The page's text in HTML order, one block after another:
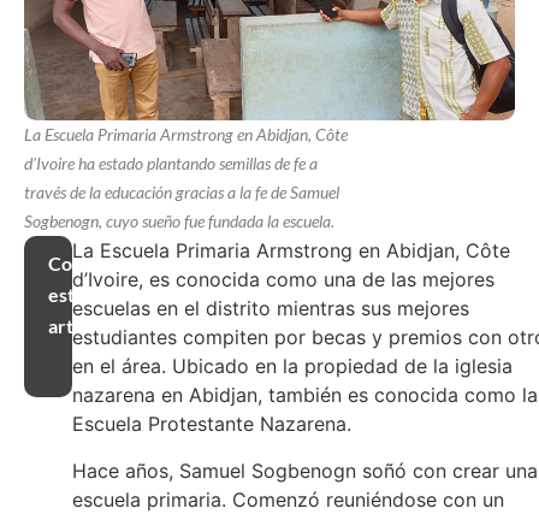
La Escuela Primaria Armstrong en Abidjan, Côte
d'Ivoire ha estado plantando semillas de fe a
través de la educación gracias a la fe de Samuel
Sogbenogn, cuyo sueño fue fundada la escuela.
Compartir
este
artículo
La Escuela Primaria Armstrong en Abidjan, Côte
d’Ivoire, es conocida como una de las mejores
escuelas en el distrito mientras sus mejores
estudiantes compiten por becas y premios con
en el área. Ubicado en la propiedad de la iglesia
nazarena en Abidjan, también es conocida como la
Escuela Protestante Nazarena.
Hace años, Samuel Sogbenogn soñó con crear una
escuela primaria. Comenzó reuniéndose con un